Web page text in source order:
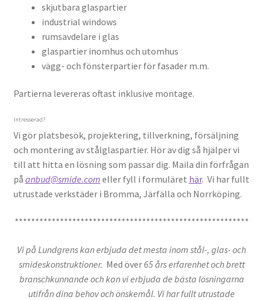
skjutbara glaspartier
industrial windows
rumsavdelare i glas
glaspartier inomhus och utomhus
vägg- och fönsterpartier för fasader m.m.
Partierna levereras oftast inklusive montage.
Intresserad?
Vi gör platsbesök, projektering, tillverkning, försäljning
och montering av stålglaspartier. Hör av dig så hjälper vi
till att hitta en lösning som passar dig. Maila din förfrågan
på anbud@smide.com eller fyll i formuläret här. Vi har fullt
utrustade verkstäder i Bromma, Järfälla och Norrköping.
*********************************************************
Vi på Lundgrens kan erbjuda det mesta inom stål-, glas- och
smideskonstruktioner. Med över65 års erfarenhet och brett
branschkunnande och kan vi erbjuda de bästa lösningarna
utifrån dina behov och önskemål. Vi har fullt utrustade